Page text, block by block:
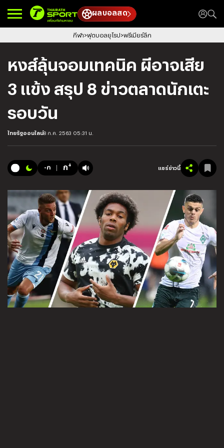
ผลบอลสด
กีฬา ฟุตบอลยุโรป พรีเมียร์ลีก
หงส์ลุ้นจอมเทคนิค ผีอาจเสีย
3 แข้ง สรุป 8 ข่าวตลาดนักเตะ
รอบวัน
ไทยรัฐออนไลน์8 ก.ค. 2563 05:31 น.
-ก ก+ แชร์ข่าวนี้